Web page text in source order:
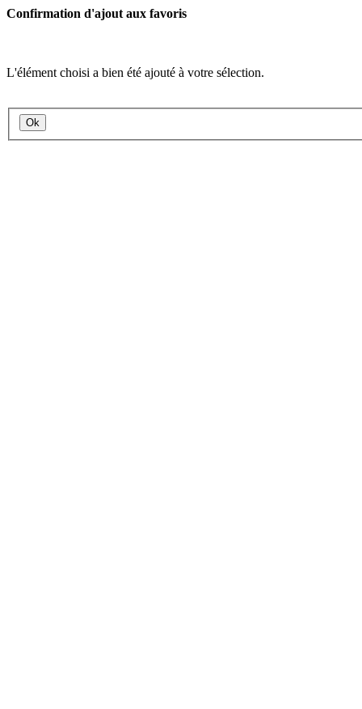
Confirmation d'ajout aux favoris
L'élément choisi a bien été ajouté à votre sélection.